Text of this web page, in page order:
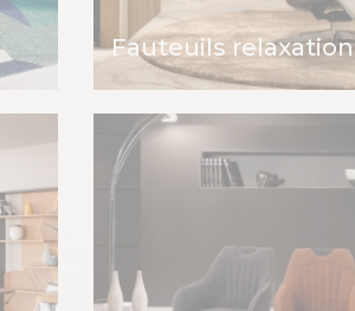
Fauteuils relaxation